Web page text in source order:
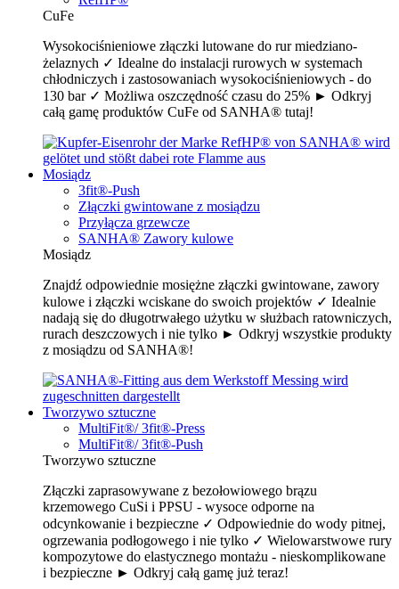
CuFe
Wysokociśnieniowe złączki lutowane do rur miedziano-
żelaznych ✓ Idealne do instalacji rurowych w systemach
chłodniczych i zastosowaniach wysokociśnieniowych - do
130 bar ✓ Możliwa oszczędność czasu do 25% ► Odkryj
całą gamę produktów CuFe od SANHA® tutaj!
Mosiądz
3fit®-Push
Złączki gwintowane z mosiądzu
Przyłącza grzewcze
SANHA® Zawory kulowe
Mosiądz
Znajdź odpowiednie mosiężne złączki gwintowane, zawory
kulowe i złączki wciskane do swoich projektów ✓ Idealnie
nadają się do długotrwałego użytku w służbach ratowniczych,
rurach deszczowych i nie tylko ► Odkryj wszystkie produkty
z mosiądzu od SANHA®!
Tworzywo sztuczne
MultiFit®/ 3fit®-Press
MultiFit®/ 3fit®-Push
Tworzywo sztuczne
Złączki zaprasowywane z bezołowiowego brązu
krzemowego CuSi i PPSU - wysoce odporne na
odcynkowanie i bezpieczne ✓ Odpowiednie do wody pitnej,
ogrzewania podłogowego i nie tylko ✓ Wielowarstwowe rury
kompozytowe do elastycznego montażu - nieskomplikowane
i bezpieczne ► Odkryj całą gamę już teraz!